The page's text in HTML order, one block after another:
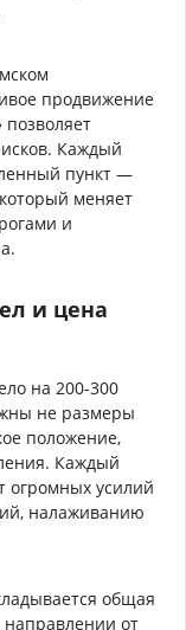
продвижение
Каждый
пункт —
меняет
и
и цена
на 200-300
не размеры
положение,
Каждый
огромных усилий
налаживанию
общая
направлении от